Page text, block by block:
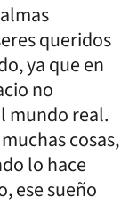
queridos
ya que en
no
mundo real.
cosas,
lo hace
ese sueño